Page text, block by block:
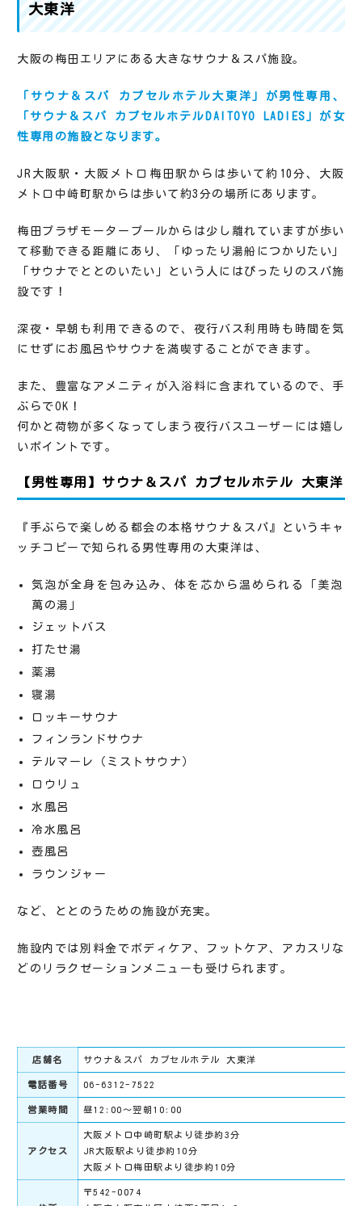
大東洋
大阪の梅田エリアにある大きなサウナ＆スパ施設。
「サウナ＆スパ カプセルホテル大東洋」が男性専用、
「サウナ＆スパ カプセルホテルDAITOYO LADIES」が女
性専用の施設となります。
JR大阪駅・大阪メトロ梅田駅からは歩いて約10分、大阪
メトロ中崎町駅からは歩いて約3分の場所にあります。
梅田プラザモータープールからは少し離れていますが歩い
て移動できる距離にあり、「ゆったり湯船につかりたい」
「サウナでととのいたい」という人にはぴったりのスパ施
設です！
深夜・早朝も利用できるので、夜行バス利用時も時間を気
にせずにお風呂やサウナを満喫することができます。
また、豊富なアメニティが入浴料に含まれているので、手
ぶらでOK！
何かと荷物が多くなってしまう夜行バスユーザーには嬉し
いポイントです。
【男性専用】サウナ＆スパ カプセルホテル 大東洋
『手ぶらで楽しめる都会の本格サウナ＆スパ』というキャ
ッチコピーで知られる男性専用の大東洋は、
気泡が全身を包み込み、体を芯から温められる「美泡
萬の湯」
ジェットバス
打たせ湯
薬湯
寝湯
ロッキーサウナ
フィンランドサウナ
テルマーレ（ミストサウナ）
ロウリュ
水風呂
冷水風呂
壺風呂
ラウンジャー
など、ととのうための施設が充実。
施設内では別料金でボディケア、フットケア、アカスリな
どのリラクゼーションメニューも受けられます。
店舗名 サウナ＆スパ カプセルホテル 大東洋
電話番号 06-6312-7522
営業時間 昼12:00～翌朝10:00
アクセス
大阪メトロ中崎町駅より徒歩約3分
JR大阪駅より徒歩約10分
大阪メトロ梅田駅より徒歩約10分
〒542-0074